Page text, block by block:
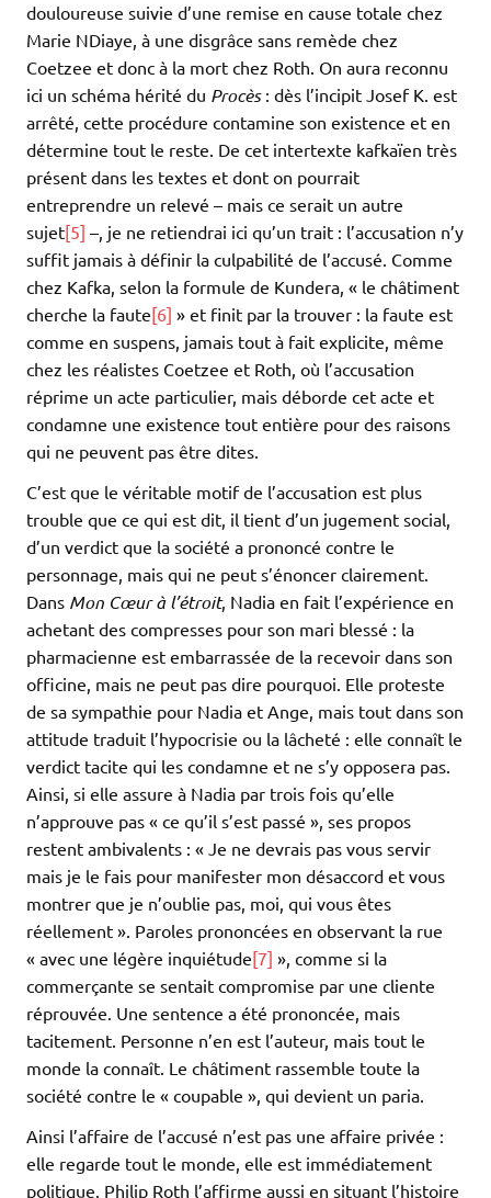
douloureuse suivie d’une remise en cause totale chez
Marie NDiaye, à une disgrâce sans remède chez
Coetzee et donc à la mort chez Roth. On aura reconnu
ici un schéma hérité du Procès: dès l’incipit Josef K. est
arrêté, cette procédure contamine son existence et en
détermine tout le reste. De cet intertexte kafkaïen très
présent dans les textes et dont on pourrait
entreprendre un relevé – mais ce serait un autre
sujet[5] –, je ne retiendrai ici qu’un trait : l’accusation n’y
suffit jamais à définir la culpabilité de l’accusé. Comme
chez Kafka, selon la formule de Kundera, « le châtiment
cherche la faute[6] » et finit par la trouver : la faute est
comme en suspens, jamais tout à fait explicite, même
chez les réalistes Coetzee et Roth, où l’accusation
réprime un acte particulier, mais déborde cet acte et
condamne une existence tout entière pour des raisons
qui ne peuvent pas être dites.
C’est que le véritable motif de l’accusation est plus
trouble que ce qui est dit, il tient d’un jugement social,
d’un verdict que la société a prononcé contre le
personnage, mais qui ne peut s’énoncer clairement.
Dans Mon Cœur à l’étroit, Nadia en fait l’expérience en
achetant des compresses pour son mari blessé : la
pharmacienne est embarrassée de la recevoir dans son
officine, mais ne peut pas dire pourquoi. Elle proteste
de sa sympathie pour Nadia et Ange, mais tout dans son
attitude traduit l’hypocrisie ou la lâcheté : elle connaît le
verdict tacite qui les condamne et ne s’y opposera pas.
Ainsi, si elle assure à Nadia par trois fois qu’elle
n’approuve pas « ce qu’il s’est passé », ses propos
restent ambivalents : « Je ne devrais pas vous servir
mais je le fais pour manifester mon désaccord et vous
montrer que je n’oublie pas, moi, qui vous êtes
réellement ». Paroles prononcées en observant la rue
« avec une légère inquiétude[7] », comme si la
commerçante se sentait compromise par une cliente
réprouvée. Une sentence a été prononcée, mais
tacitement. Personne n’en est l’auteur, mais tout le
monde la connaît. Le châtiment rassemble toute la
société contre le « coupable », qui devient un paria.
Ainsi l’affaire de l’accusé n’est pas une affaire privée :
elle regarde tout le monde, elle est immédiatement
politique. Philip Roth l’affirme aussi en situant l’histoire